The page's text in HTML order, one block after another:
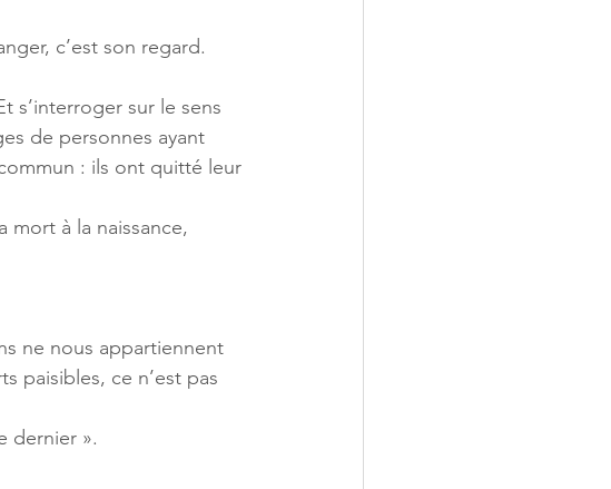
c’est son regard.
s’interroger sur le sens
de personnes ayant
: ils ont quitté leur
à la naissance,
ne nous appartiennent
paisibles, ce n’est pas
dernier ».